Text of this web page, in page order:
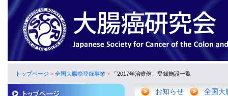
トップページ > 全国大腸癌登録事業 > 「2017年治療例」登録施設一覧
お知らせ
全国大